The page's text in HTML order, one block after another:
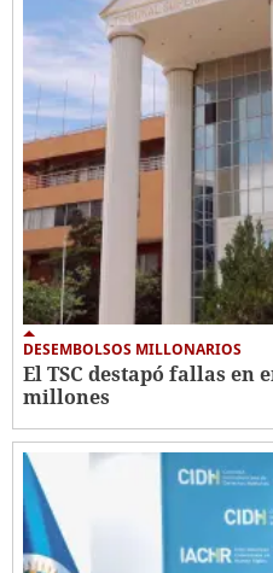
DESEMBOLSOS MILLONARIOS
El TSC destapó fallas en
millones